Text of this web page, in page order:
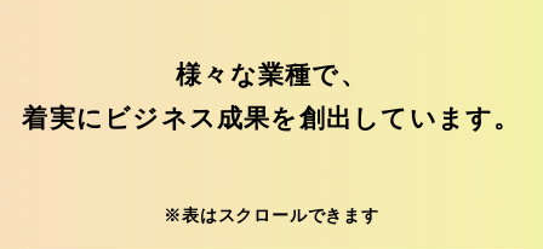
様々な業種で、
着実にビジネス成果を創出しています。
※表はスクロールできます